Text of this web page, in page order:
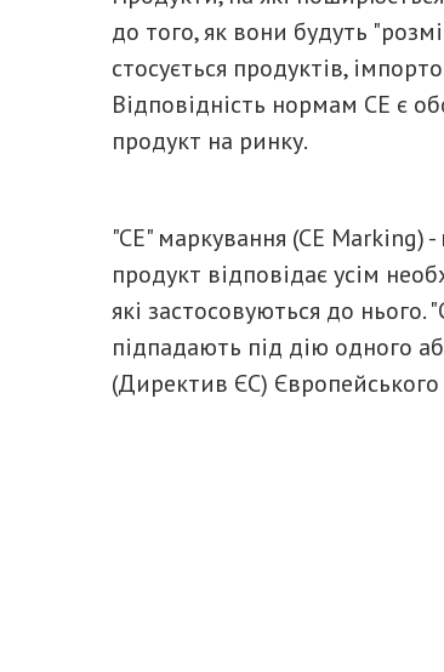
до того, як вони будуть
стосується продуктів,
Відповідність нормам CE є
продукт на ринку.
"CE" маркування (CE Marking)
продукт відповідає усім
які застосовуються до
підпадають під дію одного
(Директив ЄС)